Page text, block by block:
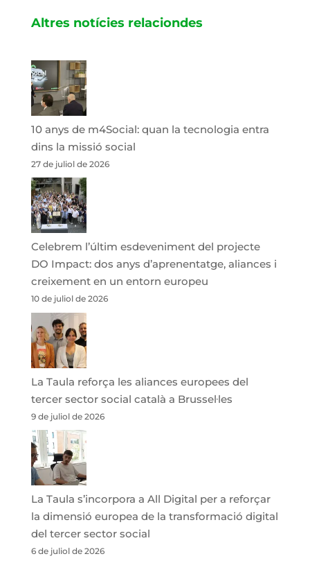
Altres notícies relaciondes
10 anys de m4Social: quan la tecnologia entra
dins la missió social
27 de juliol de 2026
Celebrem l’últim esdeveniment del projecte
DO Impact: dos anys d’aprenentatge, aliances i
creixement en un entorn europeu
10 de juliol de 2026
La Taula reforça les aliances europees del
tercer sector social català a Brussel·les
9 de juliol de 2026
La Taula s’incorpora a All Digital per a reforçar
la dimensió europea de la transformació digital
del tercer sector social
6 de juliol de 2026